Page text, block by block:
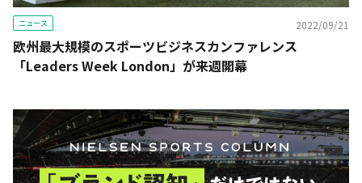
ニュース 2022/09/21
欧州最大規模のスポーツビジネスカンファレンス
「Leaders Week London」が来週開幕